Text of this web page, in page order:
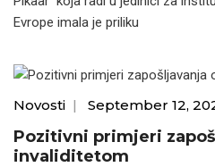
Evrope imala je priliku
Novosti | September 12,
Pozitivni primjeri
invaliditetom